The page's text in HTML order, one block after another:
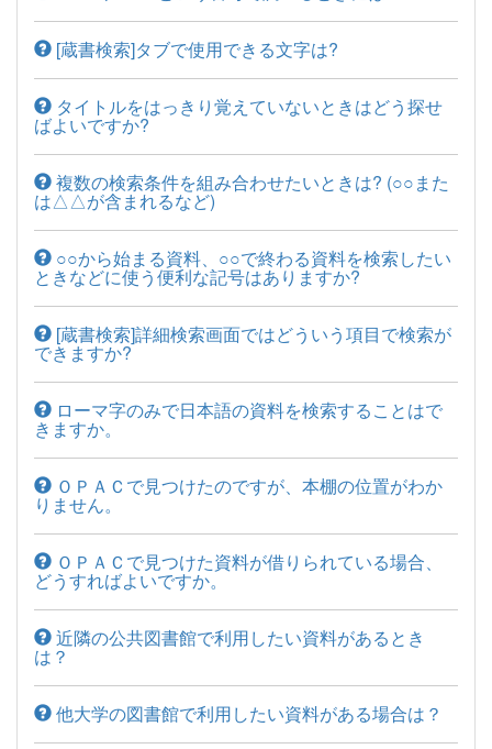
[蔵書検索]タブで使用できる文字は?
タイトルをはっきり覚えていないときはどう探せ
ばよいですか?
複数の検索条件を組み合わせたいときは? (○○また
は△△が含まれるなど)
○○から始まる資料、○○で終わる資料を検索したい
ときなどに使う便利な記号はありますか?
[蔵書検索]詳細検索画面ではどういう項目で検索が
できますか?
ローマ字のみで日本語の資料を検索することはで
きますか。
ＯＰＡＣで見つけたのですが、本棚の位置がわか
りません。
ＯＰＡＣで見つけた資料が借りられている場合、
どうすればよいですか。
近隣の公共図書館で利用したい資料があるとき
は？
他大学の図書館で利用したい資料がある場合は？